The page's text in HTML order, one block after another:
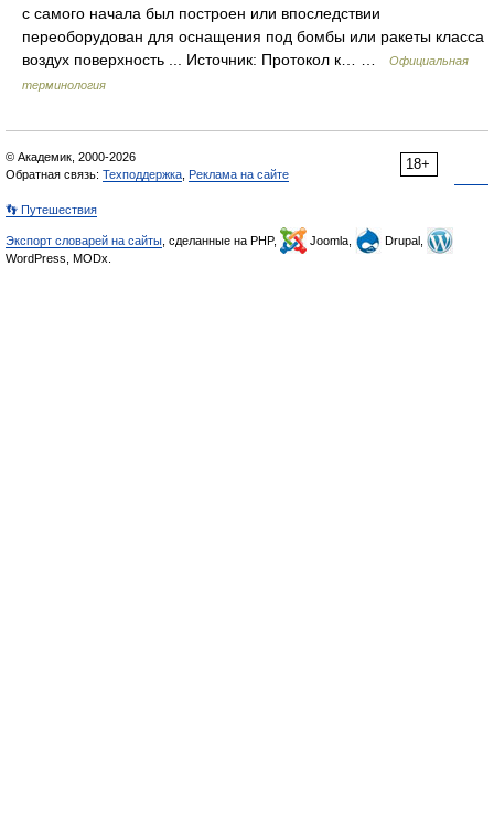
с самого начала был построен или впоследствии
переоборудован для оснащения под бомбы или ракеты класса
воздух поверхность ... Источник: Протокол к… …
Официальная
терминология
18+
© Академик, 2000-2026
Обратная связь: Техподдержка Реклама на сайте
👣 Путешествия
Экспорт словарей на сайты , сделанные на PHP, Joomla,
Drupal,
WordPress, MODx.